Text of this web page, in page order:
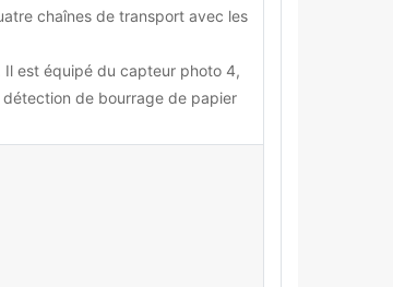
chaînes de transport avec les
est équipé du capteur photo 4,
de bourrage de papier